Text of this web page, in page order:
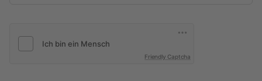
Friendly Captcha